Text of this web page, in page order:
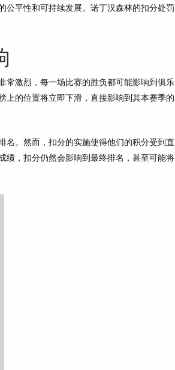
公平性和可持续发展。诺丁汉森林的扣分处罚
常激烈，每一场比赛的胜负都可能影响到俱乐
上的位置将立即下滑，直接影响到其本赛季的
名。然而，扣分的实施使得他们的积分受到直
绩，扣分仍然会影响到最终排名，甚至可能将